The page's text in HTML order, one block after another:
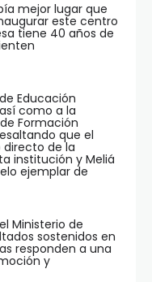
mejor lugar que
este centro
tiene 40 años de
Educación
como a la
Formación
que el
directo de la
institución y Meliá
ejemplar de
Ministerio de
sostenidos en
responden a una
y